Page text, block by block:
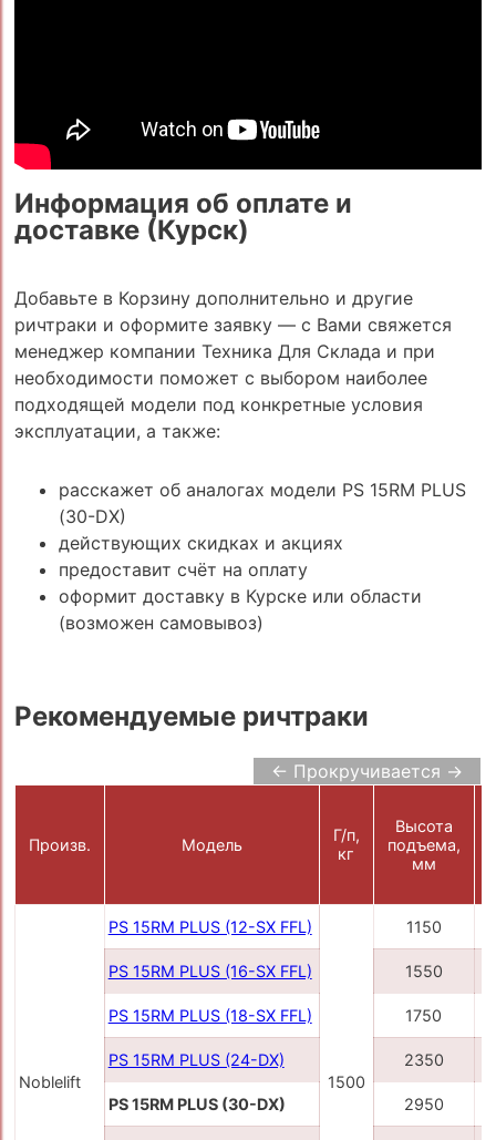
Информация об оплате и
доставке (Курск)
Добавьте в Корзину дополнительно и другие
ричтраки и оформите заявку — с Вами свяжется
менеджер компании Техника Для Склада и при
необходимости поможет с выбором наиболее
подходящей модели под конкретные условия
эксплуатации, а также:
расскажет об аналогах модели PS 15RM PLUS
(30-DX)
действующих скидках и акциях
предоставит счёт на оплату
оформит доставку в Курске или области
(возможен самовывоз)
Рекомендуемые ричтраки
← Прокручивается →
Произв. Модель
Г/п,
кг
Высота
подъема,
мм
Noblelift
PS 15RM PLUS (12-SX FFL)
1500
1150
PS 15RM PLUS (16-SX FFL) 1550
PS 15RM PLUS (18-SX FFL) 1750
PS 15RM PLUS (24-DX) 2350
PS 15RM PLUS (30-DX) 2950